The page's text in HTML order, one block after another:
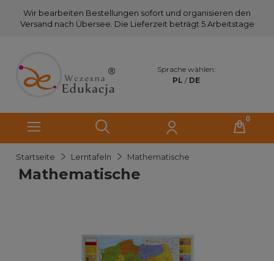
Wir bearbeiten Bestellungen sofort und organisieren den
Versand nach Übersee. Die Lieferzeit beträgt 5 Arbeitstage
Sprache wählen:
PL / DE
Startseite Lerntafeln Mathematische
Mathematische